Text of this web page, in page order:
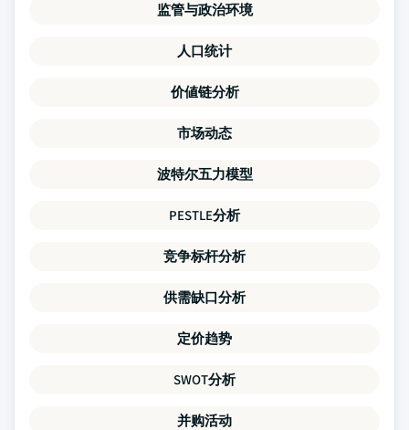
监管与政治环境
人口统计
价値链分析
市场动态
波特尔五力模型
PESTLE分析
竞争标杆分析
供需缺口分析
定价趋势
SWOT分析
并购活动